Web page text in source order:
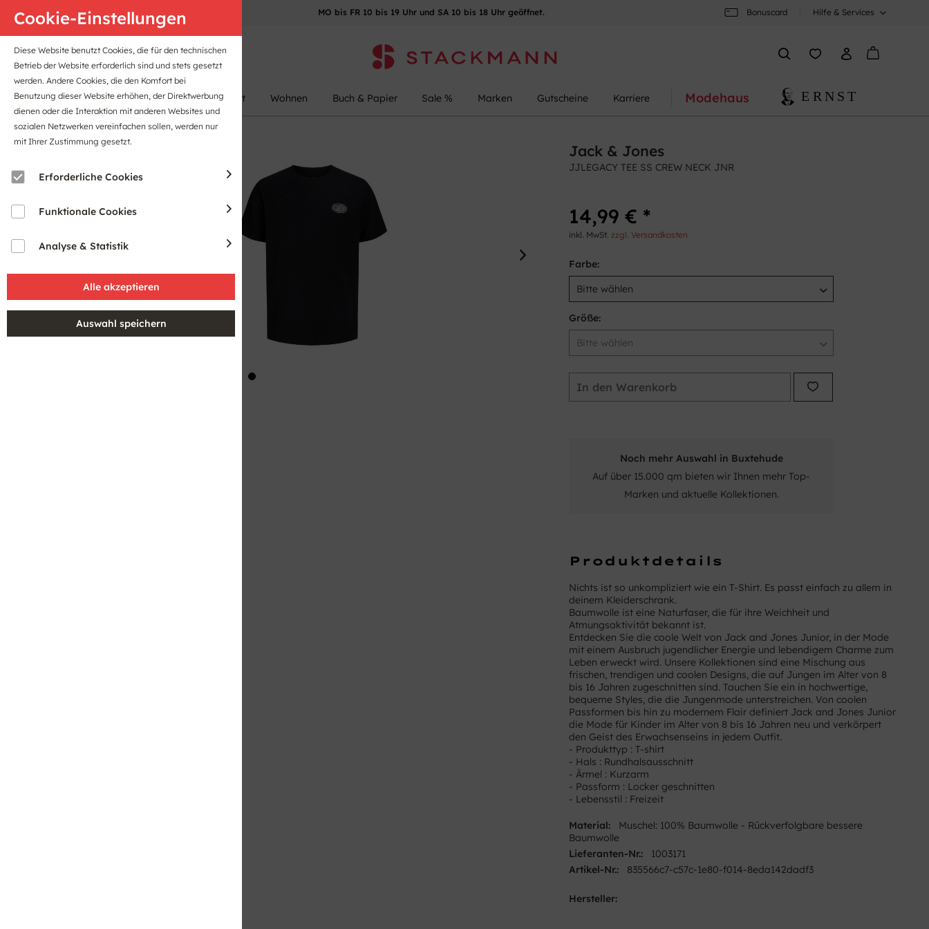
Anfahrt B2B-Portal MO bis FR 10 bis 19 Uhr und SA 10 bis 18 Uhr geöffnet. Bonuscard Hilfe & Services
Damen Herren Kinder Sport Wohnen Buch & Papier Sale % Marken Gutscheine Karriere Modehaus
Cookie-Einstellungen
Diese Website benutzt Cookies, die für den technischen
Betrieb der Website erforderlich sind und stets gesetzt
werden. Andere Cookies, die den Komfort bei
Benutzung dieser Website erhöhen, der Direktwerbung
dienen oder die Interaktion mit anderen Websites und
sozialen Netzwerken vereinfachen sollen, werden nur
mit Ihrer Zustimmung gesetzt.
Erforderliche Cookies
Funktionale Cookies
Analyse & Statistik
Jack & Jones
JJLEGACY TEE SS CREW NECK JNR
14,99 € *
inkl. MwSt.zzgl. Versandkosten
Farbe:
Größe:
In den Warenkorb
Noch mehr Auswahl in Buxtehude
Auf über 15.000 qm bieten wir Ihnen mehr Top-
Marken und aktuelle Kollektionen.
Produktdetails
Nichts ist so unkompliziert wie ein T-Shirt. Es passt einfach zu allem in
deinem Kleiderschrank.
Baumwolle ist eine Naturfaser, die für ihre Weichheit und
Atmungsaktivität bekannt ist.
Entdecken Sie die coole Welt von Jack and Jones Junior, in der Mode
mit einem Ausbruch jugendlicher Energie und lebendigem Charme zum
Leben erweckt wird. Unsere Kollektionen sind eine Mischung aus
frischen, trendigen und coolen Designs, die auf Jungen im Alter von 8
bis 16 Jahren zugeschnitten sind. Tauchen Sie ein in hochwertige,
bequeme Styles, die die Jungenmode unterstreichen. Von coolen
Passformen bis hin zu modernem Flair definiert Jack and Jones Junior
die Mode für Kinder im Alter von 8 bis 16 Jahren neu und verkörpert
den Geist des Erwachsenseins in jedem Outfit.
- Produkttyp : T-shirt
- Hals : Rundhalsausschnitt
- Ärmel : Kurzarm
- Passform : Locker geschnitten
- Lebensstil : Freizeit
Material:
Muschel: 100% Baumwolle - Rückverfolgbare bessere
Baumwolle
Lieferanten-Nr.:
1003171
Artikel-Nr.:
835566c7-c57c-1e80-f014-8eda142dadf3
Hersteller: